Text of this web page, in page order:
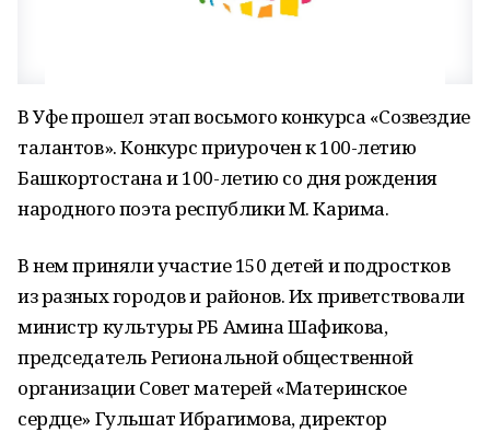
В Уфе прошел этап восьмого конкурса «Созвездие
талантов». Конкурс приурочен к 100-летию
Башкортостана и 100-летию со дня рождения
народного поэта республики М. Карима.
В нем приняли участие 150 детей и подростков
из разных городов и районов. Их приветствовали
министр культуры РБ Амина Шафикова,
председатель Региональной общественной
организации Совет матерей «Материнское
сердце» Гульшат Ибрагимова, директор